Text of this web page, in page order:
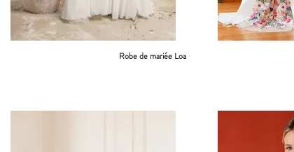
Robe de mariée Loa